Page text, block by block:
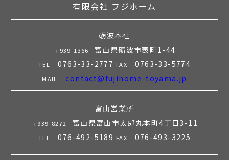
有限会社 フジホーム
砺波本社
〒939-1366 富山県砺波市表町1-44
TEL 0763-33-2777 FAX 0763-33-5774
MAIL contact@fujihome-toyama.jp
富山営業所
〒939-8272 富山県富山市太郎丸本町4丁目3-11
TEL 076-492-5189 FAX 076-493-3225